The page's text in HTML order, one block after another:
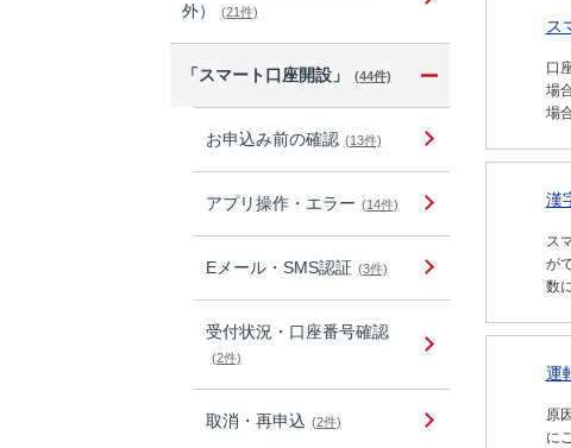
外）
(21件)
「スマート口座開設」 (44件)
お申込み前の確認 (13件)
アプリ操作・エラー (14件)
Eメール・SMS認証 (3件)
受付状況・口座番号確認
(2件)
取消・再申込 (2件)
ス
口
場
場
漢
ス
が
数
運
原
に